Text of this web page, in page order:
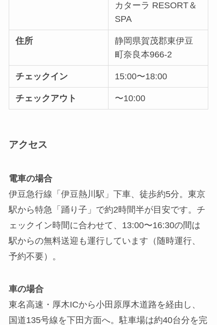
カターラ RESORT＆
SPA
住所
静岡県賀茂郡東伊豆
町奈良本966-2
チェックイン 15:00〜18:00
チェックアウト 〜10:00
アクセス
電車の場合
伊豆急行線「伊豆熱川駅」下車、徒歩約5分。東京
駅から特急「踊り子」で約2時間半が目安です。チ
ェックイン時間に合わせて、13:00〜16:30の間は
駅からの無料送迎も運行しています（随時運行、
予約不要）。
車の場合
東名高速・厚木ICから小田原厚木道路を経由し、
国道135号線を下田方面へ。駐車場は約40台分を完